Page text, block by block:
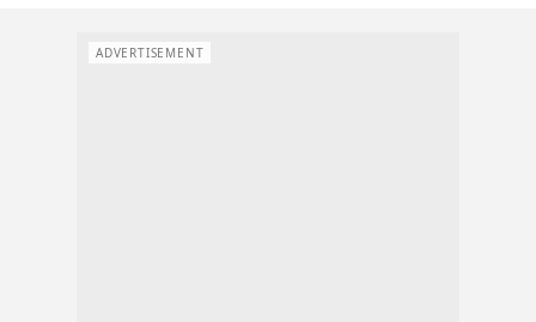
ADVERTISEMENT